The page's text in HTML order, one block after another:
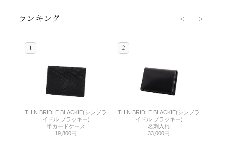
THIN BRIDLE BLACKIE(シンブラ
イドル ブラッキー)
単カードケース
19,800円
THIN BRIDLE BLACKIE(シンブラ
イドル ブラッキー)
名刺入れ
33,000円